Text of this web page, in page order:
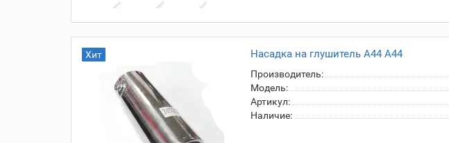
Хит Насадка на глушитель A44 A44
Производитель:
Модель:
Артикул:
Наличие: